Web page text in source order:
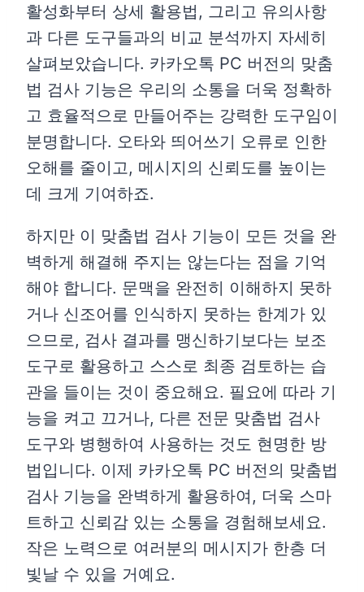
활성화부터 상세 활용법, 그리고 유의사항
과 다른 도구들과의 비교 분석까지 자세히
살펴보았습니다. 카카오톡 PC 버전의 맞춤
법 검사 기능은 우리의 소통을 더욱 정확하
고 효율적으로 만들어주는 강력한 도구임이
분명합니다. 오타와 띄어쓰기 오류로 인한
오해를 줄이고, 메시지의 신뢰도를 높이는
데 크게 기여하죠.
하지만 이 맞춤법 검사 기능이 모든 것을 완
벽하게 해결해 주지는 않는다는 점을 기억
해야 합니다. 문맥을 완전히 이해하지 못하
거나 신조어를 인식하지 못하는 한계가 있
으므로, 검사 결과를 맹신하기보다는 보조
도구로 활용하고 스스로 최종 검토하는 습
관을 들이는 것이 중요해요. 필요에 따라 기
능을 켜고 끄거나, 다른 전문 맞춤법 검사
도구와 병행하여 사용하는 것도 현명한 방
법입니다. 이제 카카오톡 PC 버전의 맞춤법
검사 기능을 완벽하게 활용하여, 더욱 스마
트하고 신뢰감 있는 소통을 경험해보세요.
작은 노력으로 여러분의 메시지가 한층 더
빛날 수 있을 거예요.